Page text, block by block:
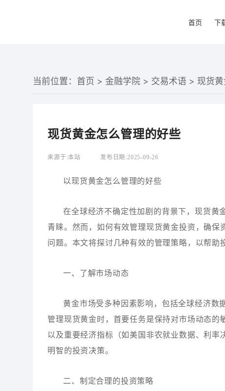
首页 下
当前位置： 首页 >金融学院 > 交易术语 > 现货
现货黄金怎么管理的好些
来源于:本站 发布日期:2025-09-26
以现货黄金怎么管理的好些
在全球经济不确定性加剧的背景下，现货黄
青睐。然而，如何有效管理现货黄金投资，确
问题。本文将探讨几种有效的管理策略，以帮助
一、了解市场动态
黄金市场受多种因素影响，包括全球经济数
管理现货黄金时，首要任务是保持对市场动态的
以及重要经济指标（如美国非农就业数据、利
明智的投资决策。
二、制定合理的投资策略